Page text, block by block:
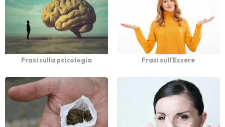
Frasi sulla psicologia Frasi sull'Essere